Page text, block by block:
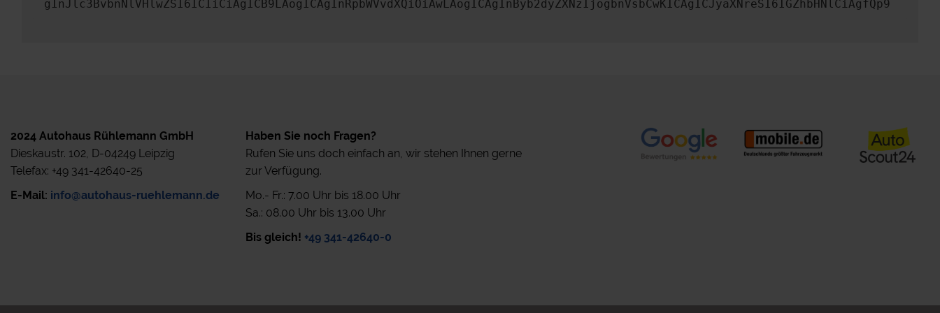
gInJlc3BvbnNlVHlwZSI6ICIiCiAgICB9LAogICAgInRpbWVvdXQiOiAwLAogICAgInByb2dyZXNzIjogbnVsbCwKICAgICJyaXNreSI6IGZhbHNlCiAgfQp9
2024 Autohaus Rühlemann GmbH
Dieskaustr. 102, D-04249 Leipzig
Telefax: +49 341-42640-25
E-Mail: info@autohaus-ruehlemann.de
Haben Sie noch Fragen?
Rufen Sie uns doch einfach an, wir stehen Ihnen gerne
zur Verfügung.
Mo.- Fr.: 7.00 Uhr bis 18.00 Uhr
Sa.: 08.00 Uhr bis 13.00 Uhr
Bis gleich! +49 341-42640-0